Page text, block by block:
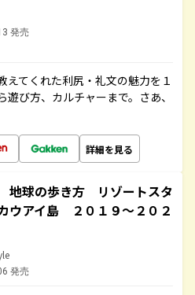
発売
てくれた利尻・礼文の魅力を１
び方、カルチャーまで。さあ、
詳細を見る
地球の歩き方 リゾートスタ
ウアイ島 ２０１９～２０２
発売